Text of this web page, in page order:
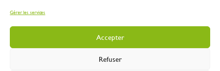
Gérer les services
Accepter
Refuser
J'accepte que ces données soient utilisées pour traiter ma demande